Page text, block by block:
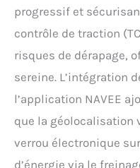
appartement ou
légèreté (23 kg) et
robustesse et
exigences de la vie
Ce scooter
système intégré de
sur routes
la technologie
progressif et
contrôle de traction
risques de dérapage,
sereine. L’intégration
l’application NAVEE
que la géolocalisation
verrou électronique
d’énergie via le